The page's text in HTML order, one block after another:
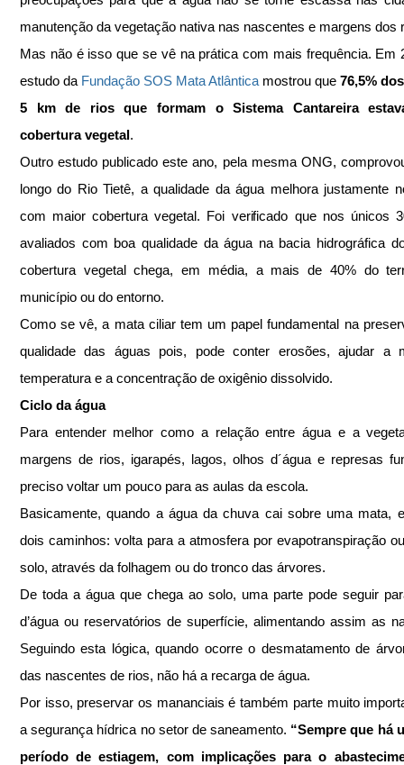
manutenção da vegetação nativa nas nascentes e margens dos
Mas não é isso que se vê na prática com mais frequência. Em
estudo da Fundação SOS Mata Atlântica mostrou que 76,5%
5 km de rios que formam o Sistema Cantareira
cobertura vegetal.
Outro estudo publicado este ano, pela mesma ONG,
longo do Rio Tietê, a qualidade da água melhora justamente
com maior cobertura vegetal. Foi verificado que nos únicos
avaliados com boa qualidade da água na bacia hidrográfica
cobertura vegetal chega, em média, a mais de 40% do
município ou do entorno.
Como se vê, a mata ciliar tem um papel fundamental na
qualidade das águas pois, pode conter erosões, ajudar a
temperatura e a concentração de oxigênio dissolvido.
Ciclo da água
Para entender melhor como a relação entre água e a
margens de rios, igarapés, lagos, olhos d´água e represas
preciso voltar um pouco para as aulas da escola.
Basicamente, quando a água da chuva cai sobre uma mata,
dois caminhos: volta para a atmosfera por evapotranspiração
solo, através da folhagem ou do tronco das árvores.
De toda a água que chega ao solo, uma parte pode seguir
d’água ou reservatórios de superfície, alimentando assim as
Seguindo esta lógica, quando ocorre o desmatamento de
das nascentes de rios, não há a recarga de água.
Por isso, preservar os mananciais é também parte muito
a segurança hídrica no setor de saneamento. “Sempre que há
período de estiagem, com implicações para o